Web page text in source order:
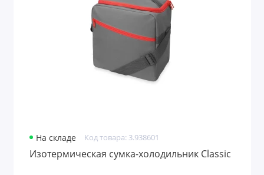
На складе Код товара: 3.938601
Изотермическая сумка-холодильник Classic